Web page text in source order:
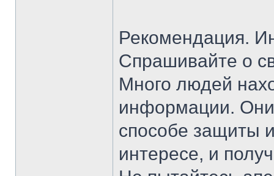
Рекомендация.
Спрашивайте о
Много людей
информации.
способе защиты
интересе, и